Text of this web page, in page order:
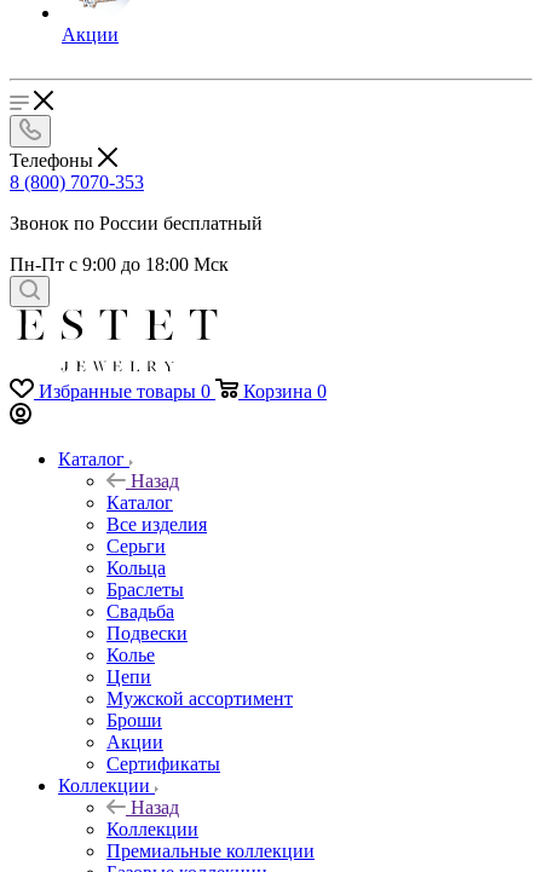
Акции
Телефоны
8 (800) 7070-353
Звонок по России бесплатный
Пн-Пт с 9:00 до 18:00 Мск
Избранные товары 0 Корзина 0
Каталог
Назад
Каталог
Все изделия
Серьги
Кольца
Браслеты
Свадьба
Подвески
Колье
Цепи
Мужской ассортимент
Броши
Акции
Сертификаты
Коллекции
Назад
Коллекции
Премиальные коллекции